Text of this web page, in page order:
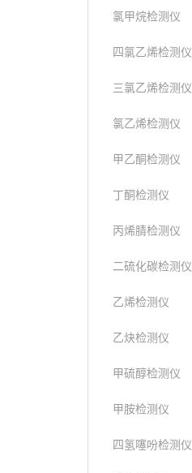
氯甲烷检测仪
四氯乙烯检测仪
三氯乙烯检测仪
氯乙烯检测仪
甲乙酮检测仪
丁酮检测仪
丙烯腈检测仪
二硫化碳检测仪
乙烯检测仪
乙炔检测仪
甲硫醇检测仪
甲胺检测仪
四氢噻吩检测仪